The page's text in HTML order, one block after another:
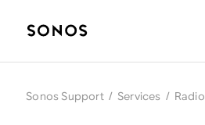
Sonos Support / Services /